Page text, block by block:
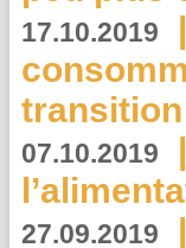
17.10.2019 |
transition
07.10.2019 |
27.09.2019 |